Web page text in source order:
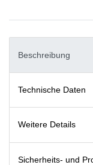
Beschreibung
Technische Daten
Weitere Details
Sicherheits- und